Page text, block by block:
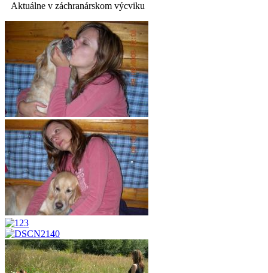
Aktuálne v záchranárskom výcviku